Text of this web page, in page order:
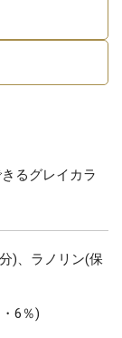
るグレイカラ
)、ラノリン(保
6％)